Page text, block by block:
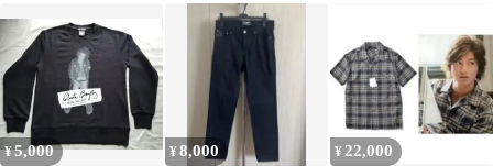
ンツ L レザー 馬革
¥5,000 ¥8,000 ¥ 22,000